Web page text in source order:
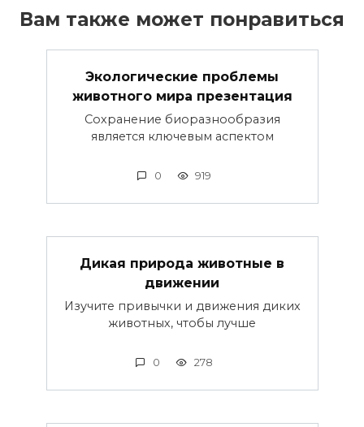
Вам также может понравиться
Экологические проблемы
животного мира презентация
Сохранение биоразнообразия
является ключевым аспектом
0 919
Дикая природа животные в
движении
Изучите привычки и движения диких
животных, чтобы лучше
0 278